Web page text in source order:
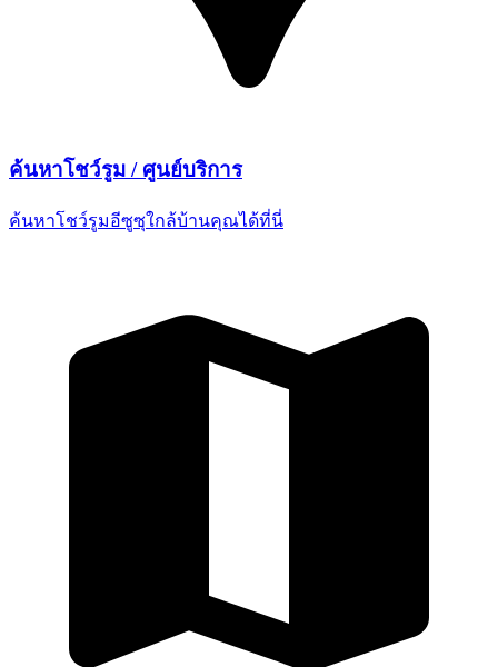
ค้นหาโชว์รูม / ศูนย์บริการ
ค้นหาโชว์รูมอีซูซุใกล้บ้านคุณได้ที่นี่